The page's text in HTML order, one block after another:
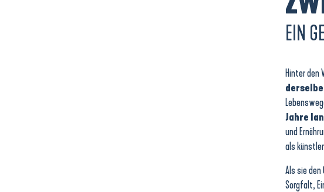
EIN
Hinter den
Jahre
und
als
Als sie
Sorgfalt,